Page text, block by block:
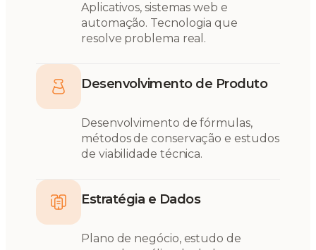
Aplicativos, sistemas web e
automação. Tecnologia que
resolve problema real.
Desenvolvimento de Produto
Desenvolvimento de fórmulas,
métodos de conservação e estudos
de viabilidade técnica.
Estratégia e Dados
Plano de negócio, estudo de